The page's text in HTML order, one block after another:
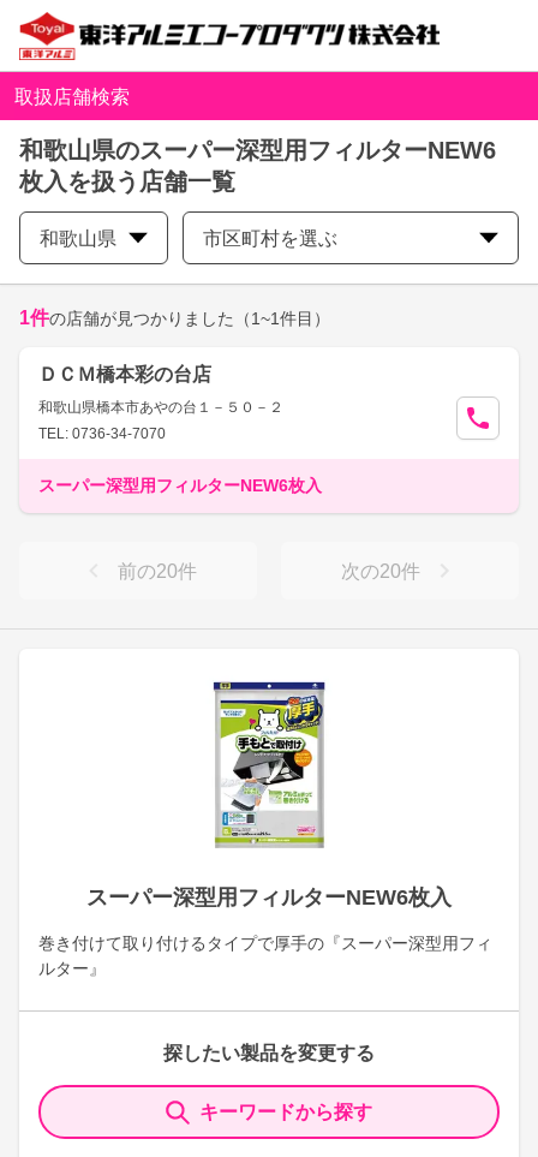
取扱店舗検索
和歌山県のスーパー深型用フィルターNEW6
枚入を扱う店舗一覧
和歌山県 市区町村を選ぶ
スーパー深型用フィルターNEW6枚入
巻き付けて取り付けるタイプで厚手の『スーパー深型用フィ
ルター』
探したい製品を変更する
キーワードから探す
1件の店舗が見つかりました （1~1件目）
ＤＣＭ橋本彩の台店
和歌山県橋本市あやの台１－５０－２
TEL: 0736-34-7070
スーパー深型用フィルターNEW6枚入
前の20件 次の20件